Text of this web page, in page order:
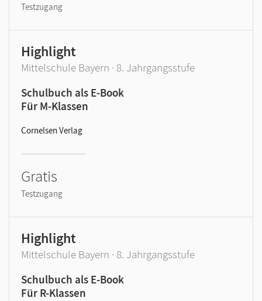
Testzugang
Highlight
Mittelschule Bayern · 8. Jahrgangsstufe
Schulbuch als E-Book
Für M-Klassen
Cornelsen Verlag
Gratis
Testzugang
Highlight
Mittelschule Bayern · 8. Jahrgangsstufe
Schulbuch als E-Book
Für R-Klassen